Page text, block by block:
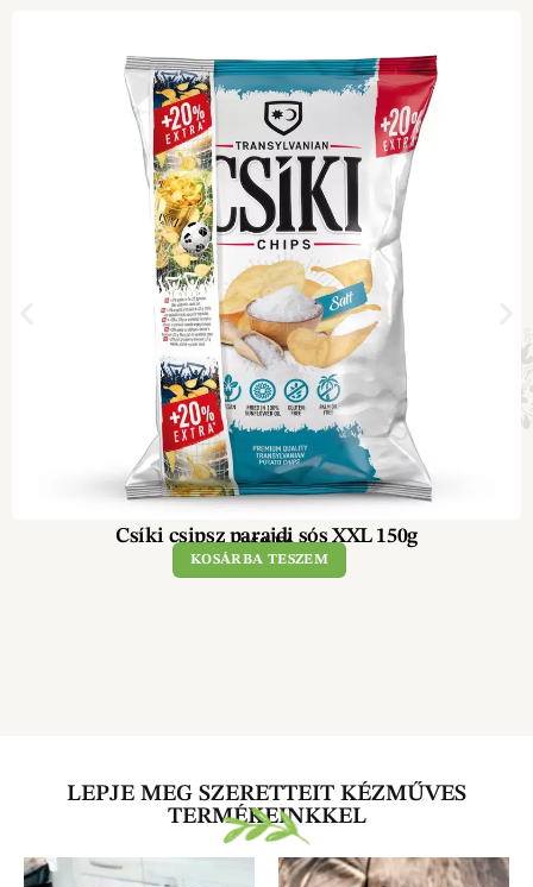
Csíki csipsz parajdi sós XXL 150g
850Ft
KOSÁRBA TESZEM
LEPJE MEG SZERETTEIT KÉZMŰVES
TERMÉKEINKKEL